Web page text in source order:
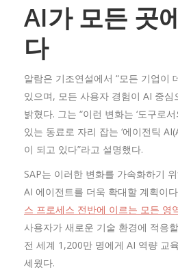
AI가 모든 곳
다
알람은 기조연설에서 “모든 기업이
있으며, 모든 사용자 경험이 AI 중심
밝혔다. 그는 “이런 변화는 ‘도구로
있는 동료로 자리 잡는 ‘에이전틱
이 되고 있다”라고 설명했다.
SAP는 이러한 변화를 가속화하기
AI 에이전트를 더욱 확대할 계획이
스 프로세스 전반에 이르는 모든 영
사용자가 새로운 기술 환경에 적응
전 세계 1,200만 명에게 AI 역량 교
세웠다.